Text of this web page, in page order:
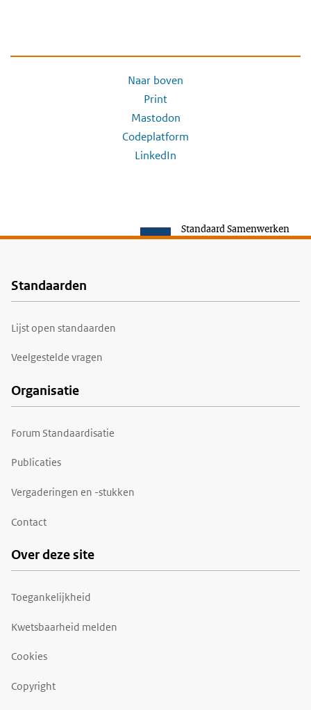
Naar boven
Print
Mastodon
Codeplatform
LinkedIn
Standaard Samenwerken
Voet
Standaarden
Lijst open standaarden
Veelgestelde vragen
Organisatie
Forum Standaardisatie
Publicaties
Vergaderingen en -stukken
Contact
Over deze site
Toegankelijkheid
Kwetsbaarheid melden
Cookies
Copyright